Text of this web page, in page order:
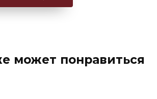
может понравиться